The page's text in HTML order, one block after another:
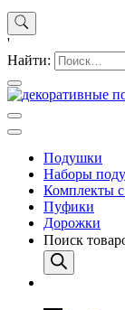
'
Найти:
Подушки
Наборы
Комплекты
Пуфики
Дорожки
Поиск